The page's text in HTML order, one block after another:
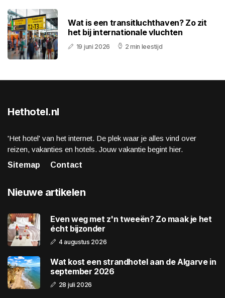
Wat is een transitluchthaven? Zo zit
het bij internationale vluchten
19 juni 2026 2 min leestijd
Hethotel.nl
'Het hotel' van het internet. De plek waar je alles vind over
reizen, vakanties en hotels. Jouw vakantie begint hier.
Sitemap
Contact
Nieuwe artikelen
Even weg met z'n tweeën? Zo maak je het
écht bijzonder
4 augustus 2026
Wat kost een strandhotel aan de Algarve in
september 2026
28 juli 2026